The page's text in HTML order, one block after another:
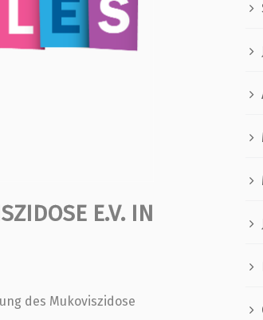
E.V. IN
des Mukoviszidose